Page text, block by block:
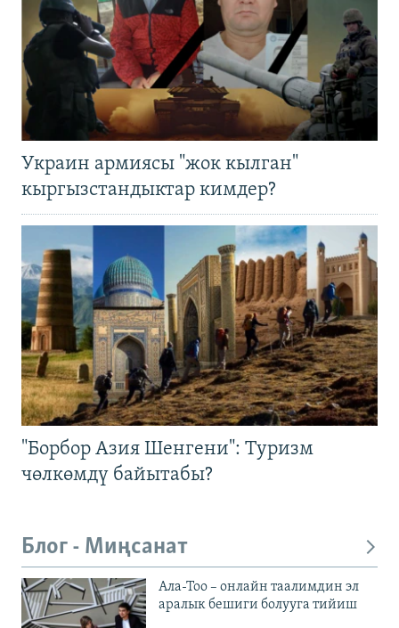
Украин армиясы "жок кылган"
кыргызстандыктар кимдер?
"Борбор Азия Шенгени": Туризм
чөлкөмдү байытабы?
Блог - Миңсанат
Ала-Тоо – онлайн таалимдин эл
аралык бешиги болууга тийиш